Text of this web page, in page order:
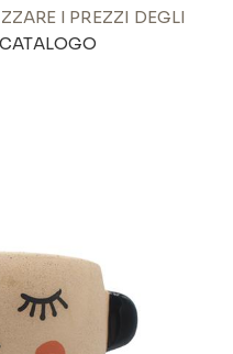
I PREZZI DEGLI
CATALOGO